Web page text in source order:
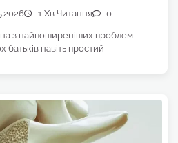
1 Хв Читання 0
з найпоширеніших проблем
батьків навіть простий